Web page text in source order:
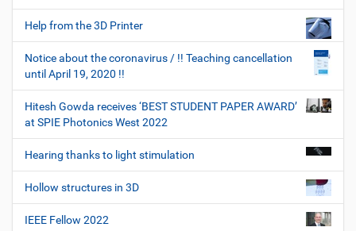
Help from the 3D Printer
Notice about the coronavirus / !! Teaching cancellation
until April 19, 2020 !!
Hitesh Gowda receives ‘BEST STUDENT PAPER AWARD’
at SPIE Photonics West 2022
Hearing thanks to light stimulation
Hollow structures in 3D
IEEE Fellow 2022